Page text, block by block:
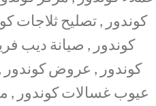
كوندور , تصليح ثلاجات
كوندور , صيانة ديب
كوندور , عروض كوندور
عيوب غسالات كوندور ,